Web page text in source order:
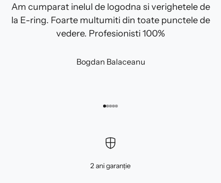
Am cumparat inelul de logodna si verighetele de
la E-ring. Foarte multumiti din toate punctele de
vedere. Profesionisti 100%
Bogdan Balaceanu
Mergi la articolul 1
Mergi la articolul 2
Mergi la articolul 3
Mergi la articolul 4
Mergi la articolul 5
2 ani garanție